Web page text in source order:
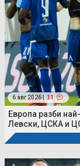
6 авг 2026 | 11
Европа разби
Левски, ЦСКА и